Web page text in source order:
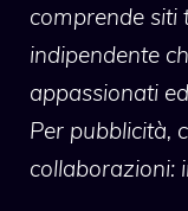
comprende siti
indipendente
appassionati
Per pubblicità,
collaborazioni: